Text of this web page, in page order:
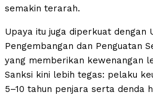
semakin terarah.
Upaya itu juga diperkuat dengan
Pengembangan dan Penguatan
yang memberikan kewenangan
Sanksi kini lebih tegas: pelaku
5–10 tahun penjara serta denda